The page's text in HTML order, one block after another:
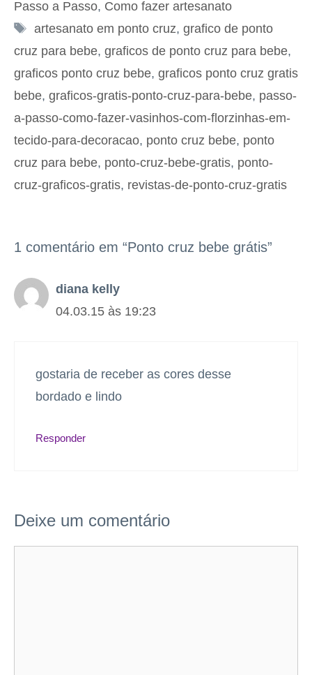
Passo a Passo, Como fazer artesanato
Tags
artesanato em ponto cruz, grafico de ponto
cruz para bebe, graficos de ponto cruz para bebe,
graficos ponto cruz bebe, graficos ponto cruz gratis
bebe, graficos-gratis-ponto-cruz-para-bebe, passo-
a-passo-como-fazer-vasinhos-com-florzinhas-em-
tecido-para-decoracao, ponto cruz bebe, ponto
cruz para bebe, ponto-cruz-bebe-gratis, ponto-
cruz-graficos-gratis, revistas-de-ponto-cruz-gratis
1 comentário em “Ponto cruz bebe grátis”
diana kelly
04.03.15 às 19:23
gostaria de receber as cores desse
bordado e lindo
Responder
Deixe um comentário